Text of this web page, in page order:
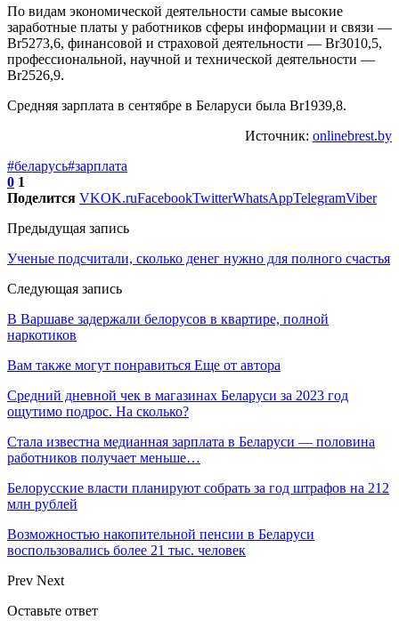
По видам экономической деятельности самые высокие
заработные платы у работников сферы информации и связи —
Br5273,6, финансовой и страховой деятельности — Br3010,5,
профессиональной, научной и технической деятельности —
Br2526,9.
Средняя зарплата в сентябре в Беларуси была Br1939,8.
Источник: onlinebrest.by
#беларусь#зарплата
0 1
Поделится VKOK.ruFacebookTwitterWhatsAppTelegramViber
Предыдущая запись
Ученые подсчитали, сколько денег нужно для полного счастья
Следующая запись
В Варшаве задержали белорусов в квартире, полной
наркотиков
Вам также могут понравиться Еще от автора
Средний дневной чек в магазинах Беларуси за 2023 год
ощутимо подрос. На сколько?
Стала известна медианная зарплата в Беларуси — половина
работников получает меньше…
Белорусские власти планируют собрать за год штрафов на 212
млн рублей
Возможностью накопительной пенсии в Беларуси
воспользовались более 21 тыс. человек
Prev Next
Оставьте ответ